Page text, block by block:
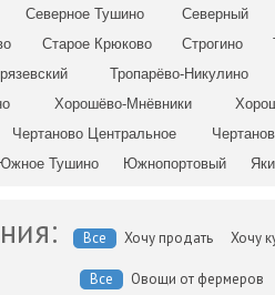
Северное Тушино
Северный
Старое Крюково Строгино
Тропарёво-Никулино
Хорошёво-Мнёвники
Чертаново Центральное
Южное Тушино Южнопортовый
Все Хочу продать Хочу
Все
Овощи от фермеров